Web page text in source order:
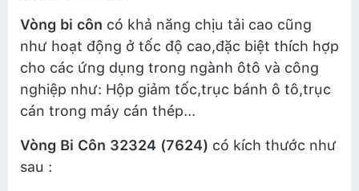
Vòng bi côn có khả năng chịu tải cao cũng
như hoạt động ở tốc độ cao,đặc biệt thích hợp
cho các ứng dụng trong ngành ôtô và công
nghiệp như: Hộp giảm tốc,trục bánh ô tô,trục
cán trong máy cán thép...
Vòng Bi Côn 32324 (7624) có kích thước như
sau :